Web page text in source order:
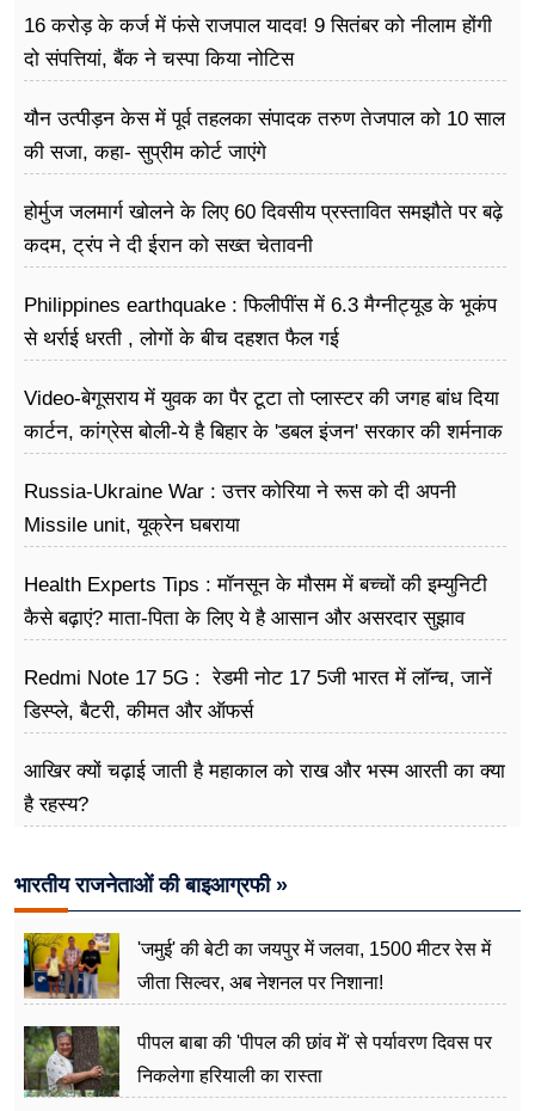
16 करोड़ के कर्ज में फंसे राजपाल यादव! 9 सितंबर को नीलाम होंगी
दो संपत्तियां, बैंक ने चस्पा किया नोटिस
यौन उत्पीड़न केस में पूर्व तहलका संपादक तरुण तेजपाल को 10 साल
की सजा, कहा- सुप्रीम कोर्ट जाएंगे
होर्मुज जलमार्ग खोलने के लिए 60 दिवसीय प्रस्तावित समझौते पर बढ़े
कदम, ट्रंप ने दी ईरान को सख्त चेतावनी
Philippines earthquake : फिलीपींस में 6.3 मैग्नीट्यूड के भूकंप
से थर्राई धरती , लोगों के बीच दहशत फैल गई
Video-बेगूसराय में युवक का पैर टूटा तो प्लास्टर की जगह बांध दिया
कार्टन, कांग्रेस बोली-ये है बिहार के 'डबल इंजन' सरकार की शर्मनाक
Russia-Ukraine War : उत्तर कोरिया ने रूस को दी अपनी
Missile unit, यूक्रेन घबराया
Health Experts Tips : मॉनसून के मौसम में बच्चों की इम्युनिटी
कैसे बढ़ाएं? माता-पिता के लिए ये है आसान और असरदार सुझाव
Redmi Note 17 5G : रेडमी नोट 17 5जी भारत में लॉन्च, जानें
डिस्प्ले, बैटरी, कीमत और ऑफर्स
आखिर क्यों चढ़ाई जाती है महाकाल को राख और भस्म आरती का क्या
है रहस्य?
भारतीय राजनेताओं की बाइआग्रफी »
'जमुई' की बेटी का जयपुर में जलवा, 1500 मीटर रेस में
जीता सिल्वर, अब नेशनल पर निशाना!
पीपल बाबा की 'पीपल की छांव में' से पर्यावरण दिवस पर
निकलेगा हरियाली का रास्ता